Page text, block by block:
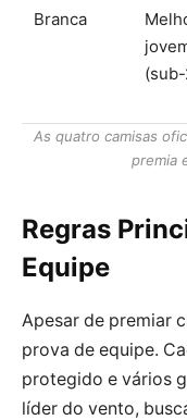
Branca
As quatro camisas
premia
Regras
Equipe
Apesar de premiar
prova de equipe.
protegido e vários
líder do vento,